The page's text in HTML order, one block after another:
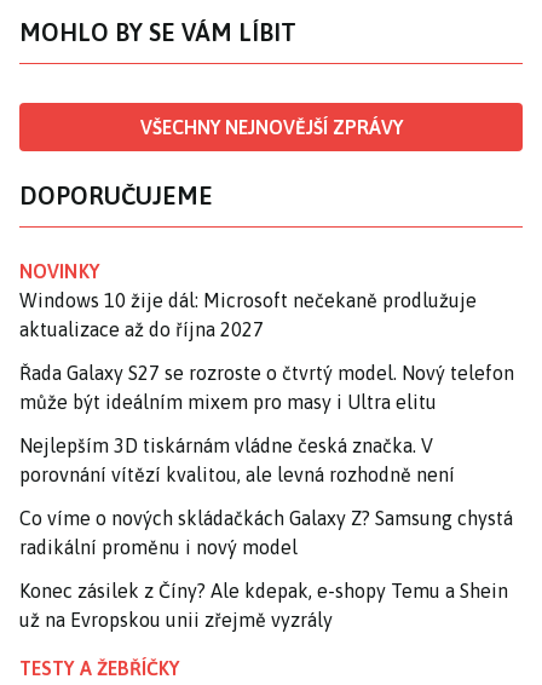
MOHLO BY SE VÁM LÍBIT
VŠECHNY NEJNOVĚJŠÍ ZPRÁVY
DOPORUČUJEME
NOVINKY
Windows 10 žije dál: Microsoft nečekaně prodlužuje
aktualizace až do října 2027
Řada Galaxy S27 se rozroste o čtvrtý model. Nový telefon
může být ideálním mixem pro masy i Ultra elitu
Nejlepším 3D tiskárnám vládne česká značka. V
porovnání vítězí kvalitou, ale levná rozhodně není
Co víme o nových skládačkách Galaxy Z? Samsung chystá
radikální proměnu i nový model
Konec zásilek z Číny? Ale kdepak, e-shopy Temu a Shein
už na Evropskou unii zřejmě vyzrály
TESTY A ŽEBŘÍČKY